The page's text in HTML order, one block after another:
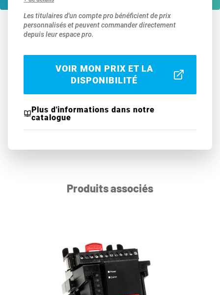
Les titulaires d'un compte pro bénéficient de prix
personnalisés et peuvent commander directement
depuis leur espace pro.
VOIR MON PRIX ET LA
DISPONIBILITÉ
Plus d'informations dans notre
catalogue
Produits associés